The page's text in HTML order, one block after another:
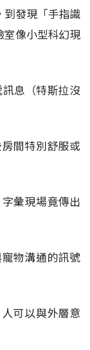
到發現「手指識
室像小型科幻現
息（特斯拉沒
間特別舒服或
彙現場竟傳出
物溝通的訊號
可以與外層意